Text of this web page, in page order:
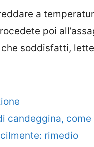
a
poi
soddisfatti,
candeggina, come
rimedio